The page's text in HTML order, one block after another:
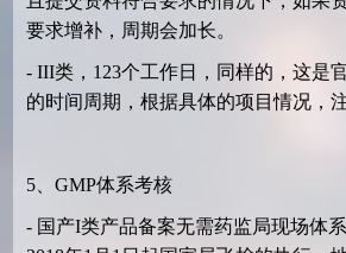
要求增补，周期会加长。
- III类，123个工作日，同样的，这是
的时间周期，根据具体的项目情况，
5、GMP体系考核
- 国产I类产品备案无需药监局现场体